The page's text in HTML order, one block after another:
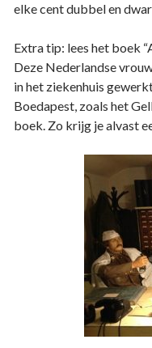
elke cent dubbel en
Extra tip: lees het boek
Deze Nederlandse
in het ziekenhuis
Boedapest, zoals het
boek. Zo krijg je alvast